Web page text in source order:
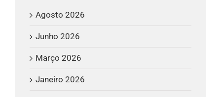
Agosto 2026
Junho 2026
Março 2026
Janeiro 2026